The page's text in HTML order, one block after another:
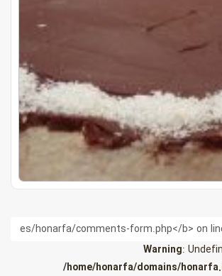
Warning:
/home/honarfa/domains/